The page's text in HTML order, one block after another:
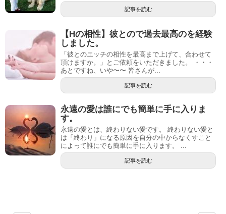
記事を読む
【Hの相性】彼とので過去最高のを経験
しました。
「彼とのエッチの相性を最高まで上げて、合わせて
頂けますか。」とご依頼をいただきました。 ・・・
あとですね、いや〜〜 皆さんが...
記事を読む
永遠の愛は誰にでも簡単に手に入りま
す。
永遠の愛とは、終わりない愛です。 終わりない愛と
は「終わり」になる原因を自分の中からなくすこと
によって誰にでも簡単に手に入ります。 ...
記事を読む